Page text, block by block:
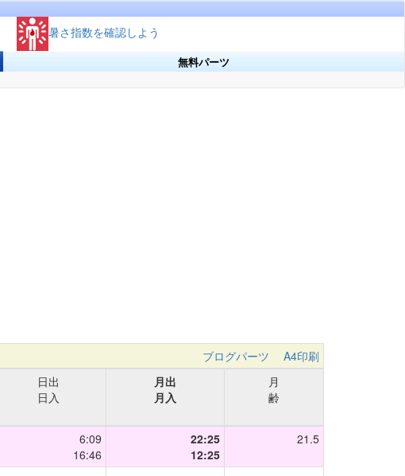
暑さ指数を確認しよう
無料パーツ
ブログパーツ
A4印刷
日出
日入
月出
月入
月
齢
6:09
16:46
22:25
12:25
21.5